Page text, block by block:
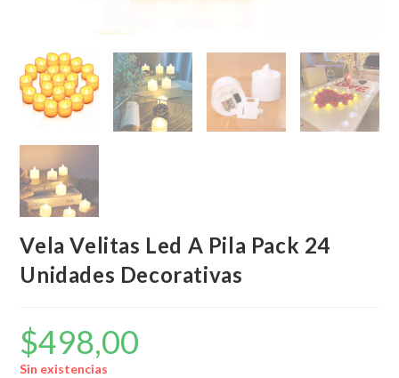
Vela Velitas Led A Pila Pack 24
Unidades Decorativas
$498,00
Sin existencias